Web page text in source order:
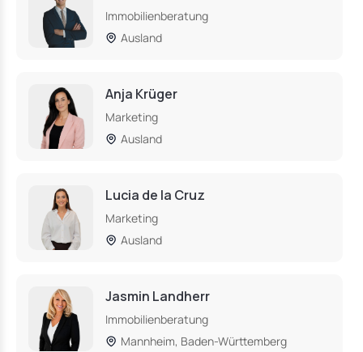
Immobilienberatung
Ausland
Anja Krüger
Marketing
Ausland
Lucia de la Cruz
Marketing
Ausland
Jasmin Landherr
Immobilienberatung
Mannheim, Baden-Württemberg